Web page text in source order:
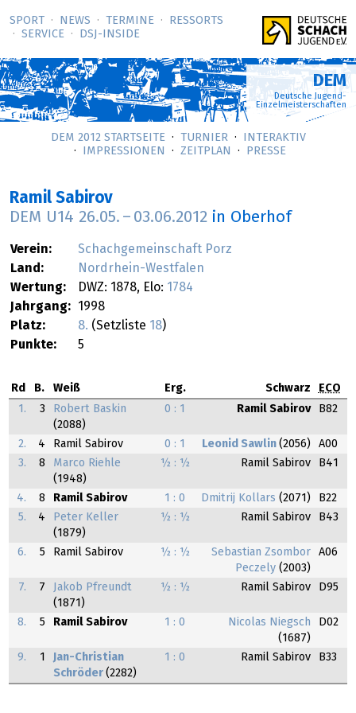
SPORT NEWS TERMINE
RESSORTS
SERVICE
DSJ-­INSIDE
DEM
Deutsche Jugend-
Einzelmeisterschaften
DEM 2012 STARTSEITE TURNIER
INTERAKTIV
IMPRESSIONEN
ZEITPLAN PRESSE
Ramil Sabirov
DEM U14 26.05. – 03.06.2012 in Oberhof
Verein:
Schachgemeinschaft Porz
Land:
Nordrhein-Westfalen
Wertung:
DWZ: 1878, Elo: 1784
Jahrgang:
1998
Platz:
8. (Setzliste 18)
Punkte:
5
Rd B. Weiß Erg. Schwarz
ECO
1.
3
Robert Baskin
(2088)
0 : 1 Ramil Sabirov B82
2. 4 Ramil Sabirov 0 : 1 Leonid Sawlin (2056)
A00
3.
8
Marco Riehle
(1948)
½ : ½ Ramil Sabirov B41
4. 8 Ramil Sabirov 1 : 0 Dmitrij Kollars (2071)
B22
5.
4
Peter Keller
(1879)
½ : ½ Ramil Sabirov B43
6. 5 Ramil Sabirov ½ : ½
Sebastian Zsombor
Peczely (2003)
A06
7. 7
Jakob Pfreundt
(1871)
½ : ½ Ramil Sabirov D95
8. 5 Ramil Sabirov 1 : 0
Nicolas Niegsch
(1687)
D02
9. 1
Jan-Christian
Schröder (2282)
1 : 0 Ramil Sabirov B33